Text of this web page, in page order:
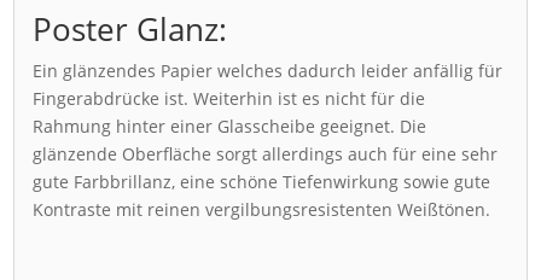
Poster Glanz:
Ein glänzendes Papier welches dadurch leider anfällig für
Fingerabdrücke ist. Weiterhin ist es nicht für die
Rahmung hinter einer Glasscheibe geeignet. Die
glänzende Oberfläche sorgt allerdings auch für eine sehr
gute Farbbrillanz, eine schöne Tiefenwirkung sowie gute
Kontraste mit reinen vergilbungsresistenten Weißtönen.